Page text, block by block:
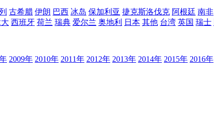
古希腊 伊朗 巴西 冰岛 保加利亚 捷克斯洛伐克 阿根廷 南非
西班牙 荷兰 瑞典 爱尔兰 奥地利 日本 其他 台湾 英国 瑞士
2009年 2010年 2011年 2012年 2013年 2014年 2015年 2016年